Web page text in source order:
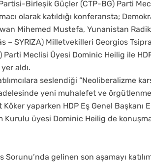
Birleşik Güçler (CTP-BG) Parti
olarak katıldığı konferansta;
Mihemed Mustefa, Yunanistan
– SYRIZA) Milletvekilleri Georgios
Meclisi Üyesi Dominic Heilig ile
aldı.
seslendiği “Neoliberalizme
yeni muhalefet ve örgütlenme
yaparken HDP Eş Genel Başkanı
üyesi Dominic Heilig de
Sorunu’nda gelinen son aşamayı